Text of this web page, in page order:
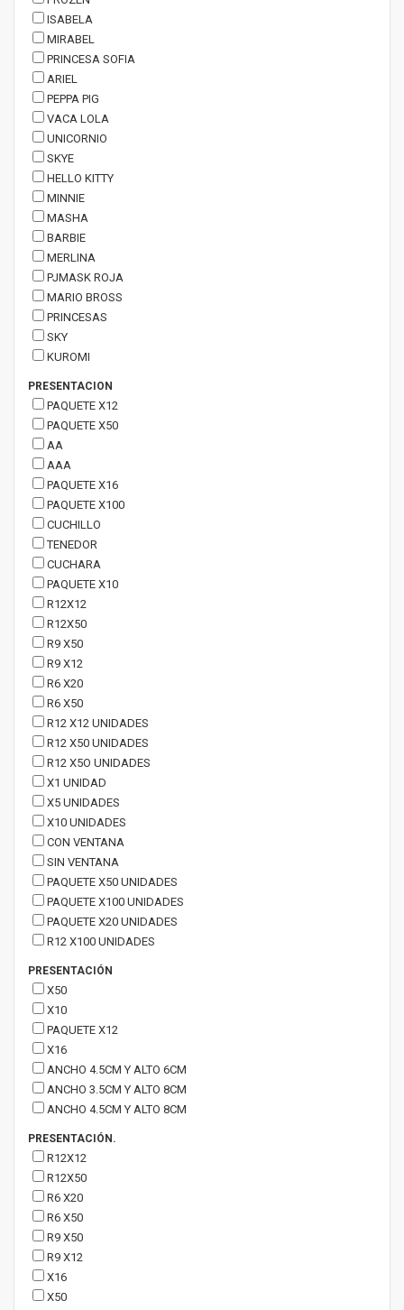
ISABELA
MIRABEL
PRINCESA SOFIA
ARIEL
PEPPA PIG
VACA LOLA
UNICORNIO
SKYE
HELLO KITTY
MINNIE
MASHA
BARBIE
MERLINA
PJMASK ROJA
MARIO BROSS
PRINCESAS
SKY
KUROMI
PRESENTACION
PAQUETE X12
PAQUETE X50
AA
AAA
PAQUETE X16
PAQUETE X100
CUCHILLO
TENEDOR
CUCHARA
PAQUETE X10
R12X12
R12X50
R9 X50
R9 X12
R6 X20
R6 X50
R12 X12 UNIDADES
R12 X50 UNIDADES
R12 X5O UNIDADES
X1 UNIDAD
X5 UNIDADES
X10 UNIDADES
CON VENTANA
SIN VENTANA
PAQUETE X50 UNIDADES
PAQUETE X100 UNIDADES
PAQUETE X20 UNIDADES
R12 X100 UNIDADES
PRESENTACIÓN
X50
X10
PAQUETE X12
X16
ANCHO 4.5CM Y ALTO 6CM
ANCHO 3.5CM Y ALTO 8CM
ANCHO 4.5CM Y ALTO 8CM
PRESENTACIÓN.
R12X12
R12X50
R6 X20
R6 X50
R9 X50
R9 X12
X16
X50